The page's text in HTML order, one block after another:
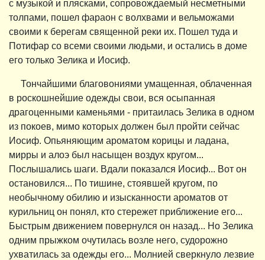
с музыкой и плясками, сопровождаемый несметными
толпами, пошел фараон с волхвами и вельможами
своими к берегам священной реки их. Пошел туда и
Потифар со всеми своими людьми, и остались в доме
его только Зелика и Иосиф.
Тончайшими благовониями умащенная, облаченная
в роскошнейшие одежды свои, вся осыпанная
драгоценными каменьями - притаилась Зелика в одном
из покоев, мимо которых должен был пройти сейчас
Иосиф. Опьяняющим ароматом корицы и ладана,
мирры и алоэ был насыщен воздух кругом...
Послышались шаги. Вдали показался Иосиф... Вот он
остановился... По тишине, стоявшей кругом, по
необычному обилию и изысканности ароматов от
курильниц он понял, кто стережет приближение его...
Быстрым движением повернулся он назад... Но Зелика
одним прыжком очутилась возле него, судорожно
ухватилась за одежды его... Молнией сверкнуло лезвие